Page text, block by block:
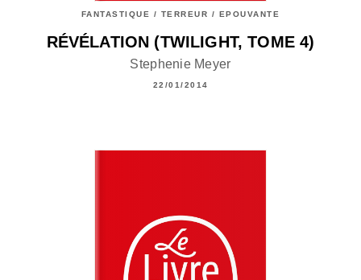
FANTASTIQUE / TERREUR / EPOUVANTE
RÉVÉLATION (TWILIGHT, TOME 4)
Stephenie Meyer
22/01/2014